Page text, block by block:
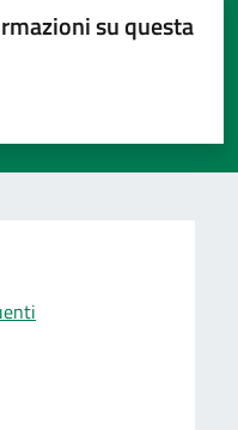
su questa
5